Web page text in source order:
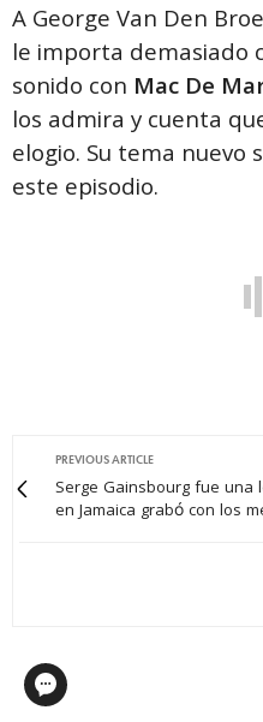
A George Van Den
le importa demasiado
sonido con Mac De
los admira y cuenta
elogio. Su tema nuevo
este episodio.
PREVIOUS ARTICLE
Serge Gainsbourg fue
en Jamaica grabó con los